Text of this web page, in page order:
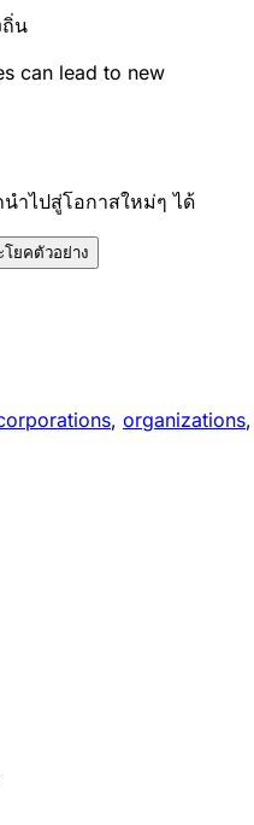
ถิ่น
can lead to new
ำไปสู่โอกาสใหม่ๆ ได้
โยคตัวอย่าง
, organizations,